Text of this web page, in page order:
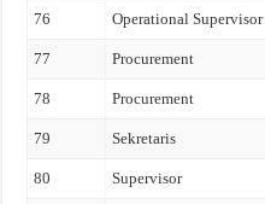
76 Operational Supervisor
77 Procurement
78 Procurement
79 Sekretaris
80 Supervisor